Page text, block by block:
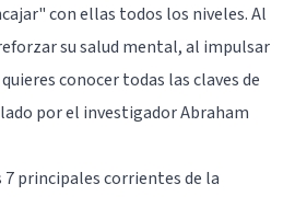
con ellas todos los niveles. Al
su salud mental, al impulsar
conocer todas las claves de
por el investigador Abraham
7 principales corrientes de la